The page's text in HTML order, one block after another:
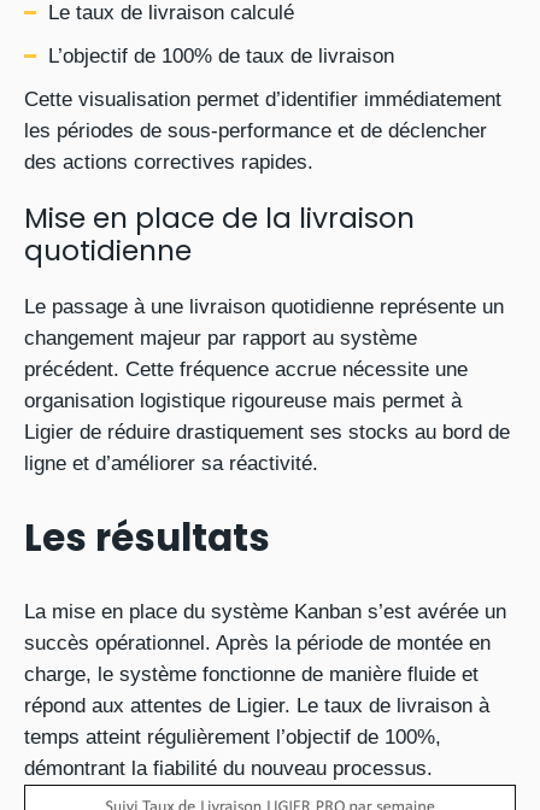
Le taux de livraison calculé
L’objectif de 100% de taux de livraison
Cette visualisation permet d’identifier immédiatement
les périodes de sous-performance et de déclencher
des actions correctives rapides.
Mise en place de la livraison
quotidienne
Le passage à une livraison quotidienne représente un
changement majeur par rapport au système
précédent. Cette fréquence accrue nécessite une
organisation logistique rigoureuse mais permet à
Ligier de réduire drastiquement ses stocks au bord de
ligne et d’améliorer sa réactivité.
Les résultats
La mise en place du système Kanban s’est avérée un
succès opérationnel. Après la période de montée en
charge, le système fonctionne de manière fluide et
répond aux attentes de Ligier. Le taux de livraison à
temps atteint régulièrement l’objectif de 100%,
démontrant la fiabilité du nouveau processus.